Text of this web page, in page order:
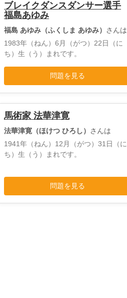
ブレイクダンスダンサー選手
福島あゆみ
福島 あゆみ（ふくしま あゆみ）
さんは
1983年（ねん）6月（がつ）22日（に
ち）生（う）まれです。
問題を見る
馬術家 法華津寛
法華津寛（ほけつ ひろし）
さんは
1941年（ねん）12月（がつ）31日（に
ち）生（う）まれです。
問題を見る